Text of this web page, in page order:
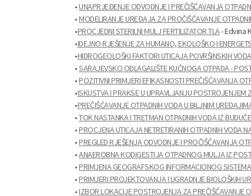
•UNAPRJEĐENJE ODVODNJE I PREČIŠĆAVANJA
•MODELIRANJE UREĐAJA ZA PROČIŠĆAVANJE
•PROCJEDNI STERILNI MULJ FERTILIZATOR TLA- Edvina
•IDEJNO RJEŠENJE ZA HUMANO, EKOLOŠKO I
•HIDROGEOLOŠKI FAKTORI UTICAJA POVRŠINSKIH
•SARAJEVSKO ODLAGALIŠTE KUĆNOGA OTPADA -
•POZITIVNI PRIMJERI EFIKASNOSTI PREČIŠĆAVANJA
•ISKUSTVA I PRAKSE U UPRAVLJANJU POSTROJENJEM
•PREČIŠĆAVANJE OTPADNIH VODA U BILJNIM
•TOK NASTANKA I TRETMAN OTPADNIH VODA IZ
•PROCJENA UTICAJA NETRETIRANIH OTPADNIH VODA
•PREGLED RJEŠENJA ODVODNJE I PROČIŠĆAVANJA
•ANAEROBNA KODIGESTIJA OTPADNOG MULJA IZ
•PRIMJENA GEOGRAFSKOG INFORMACIONOG
•PRIMJERI PROJEKTOVANJA I UGRADNJE BIOLOŠKIH
•IZBOR LOKACIJE POSTROJENJA ZA PREČIŠĆAVANJE